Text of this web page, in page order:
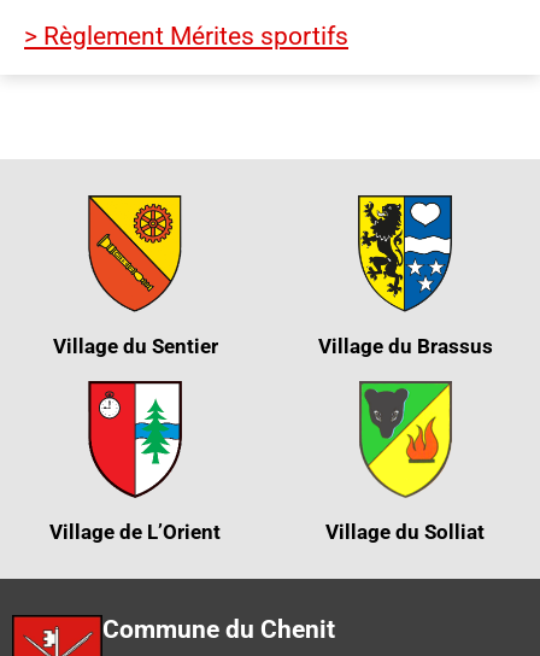
> Règlement Mérites sportifs
Village du Sentier Village du Brassus
Village de L’Orient Village du Solliat
Commune du Chenit